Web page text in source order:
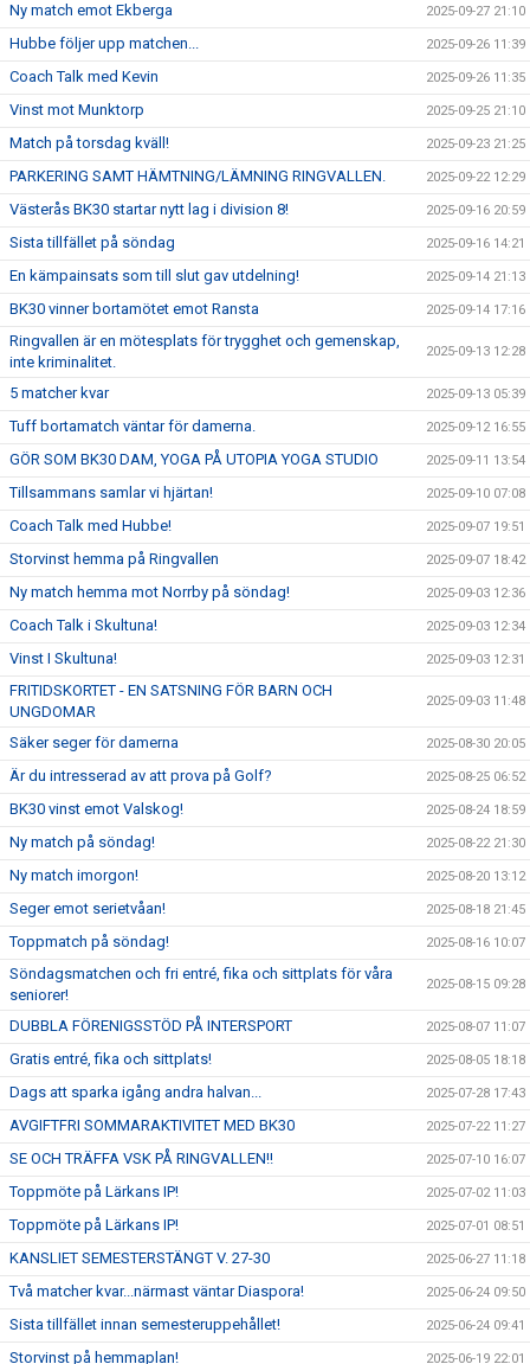
Ny match emot Ekberga 2025-09-27 21:10
Hubbe följer upp matchen... 2025-09-26 11:39
Coach Talk med Kevin 2025-09-26 11:35
Vinst mot Munktorp 2025-09-25 21:10
Match på torsdag kväll! 2025-09-23 21:25
PARKERING SAMT HÄMTNING/LÄMNING RINGVALLEN. 2025-09-22 12:29
Västerås BK30 startar nytt lag i division 8! 2025-09-16 20:59
Sista tillfället på söndag 2025-09-16 14:21
En kämpainsats som till slut gav utdelning! 2025-09-14 21:13
BK30 vinner bortamötet emot Ransta 2025-09-14 17:16
Ringvallen är en mötesplats för trygghet och gemenskap,
inte kriminalitet.
2025-09-13 12:28
5 matcher kvar 2025-09-13 05:39
Tuff bortamatch väntar för damerna. 2025-09-12 16:55
GÖR SOM BK30 DAM, YOGA PÅ UTOPIA YOGA STUDIO 2025-09-11 13:54
Tillsammans samlar vi hjärtan! 2025-09-10 07:08
Coach Talk med Hubbe! 2025-09-07 19:51
Storvinst hemma på Ringvallen 2025-09-07 18:42
Ny match hemma mot Norrby på söndag! 2025-09-03 12:36
Coach Talk i Skultuna! 2025-09-03 12:34
Vinst I Skultuna! 2025-09-03 12:31
FRITIDSKORTET - EN SATSNING FÖR BARN OCH
UNGDOMAR
2025-09-03 11:48
Säker seger för damerna 2025-08-30 20:05
Är du intresserad av att prova på Golf? 2025-08-25 06:52
BK30 vinst emot Valskog! 2025-08-24 18:59
Ny match på söndag! 2025-08-22 21:30
Ny match imorgon! 2025-08-20 13:12
Seger emot serietvåan! 2025-08-18 21:45
Toppmatch på söndag! 2025-08-16 10:07
Söndagsmatchen och fri entré, fika och sittplats för våra
seniorer!
2025-08-15 09:28
DUBBLA FÖRENIGSSTÖD PÅ INTERSPORT 2025-08-07 11:07
Gratis entré, fika och sittplats! 2025-08-05 18:18
Dags att sparka igång andra halvan... 2025-07-28 17:43
AVGIFTFRI SOMMARAKTIVITET MED BK30 2025-07-22 11:27
SE OCH TRÄFFA VSK PÅ RINGVALLEN!! 2025-07-10 16:07
Toppmöte på Lärkans IP! 2025-07-02 11:03
Toppmöte på Lärkans IP! 2025-07-01 08:51
KANSLIET SEMESTERSTÄNGT V. 27-30 2025-06-27 11:18
Två matcher kvar...närmast väntar Diaspora! 2025-06-24 09:50
Sista tillfället innan semesteruppehållet! 2025-06-24 09:41
Storvinst på hemmaplan! 2025-06-19 22:01